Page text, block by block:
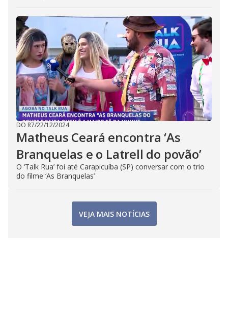
DO R7/22/12/2024
Matheus Ceará encontra ‘As
Branquelas e o Latrell do povão’
O ‘Talk Rua’ foi até Carapicuíba (SP) conversar com o trio
do filme ‘As Branquelas’
VEJA MAIS NOTÍCIAS